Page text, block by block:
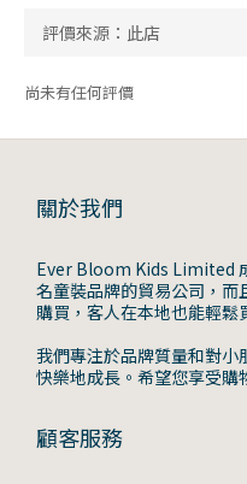
尚未有任何評價
關於我們
Ever Bloom Kids Limited
名童裝品牌的貿易公司，而
購買，客人在本地也能輕鬆
我們專注於品牌質量和對
快樂地成長。希望您享受購
顧客服務